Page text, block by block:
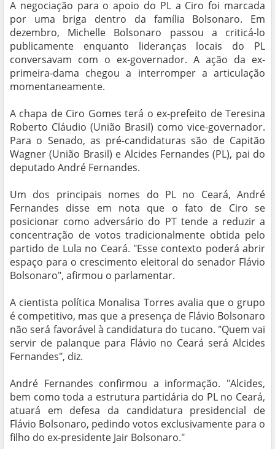
A negociação para o apoio do PL a Ciro foi marcada
por uma briga dentro da família Bolsonaro. Em
dezembro, Michelle Bolsonaro passou a criticá-lo
publicamente enquanto lideranças locais do PL
conversavam com o ex-governador. A ação da ex-
primeira-dama chegou a interromper a articulação
momentaneamente.
A chapa de Ciro Gomes terá o ex-prefeito de Teresina
Roberto Cláudio (União Brasil) como vice-governador.
Para o Senado, as pré-candidaturas são de Capitão
Wagner (União Brasil) e Alcides Fernandes (PL), pai do
deputado André Fernandes.
Um dos principais nomes do PL no Ceará, André
Fernandes disse em nota que o fato de Ciro se
posicionar como adversário do PT tende a reduzir a
concentração de votos tradicionalmente obtida pelo
partido de Lula no Ceará. "Esse contexto poderá abrir
espaço para o crescimento eleitoral do senador Flávio
Bolsonaro", afirmou o parlamentar.
A cientista política Monalisa Torres avalia que o grupo
é competitivo, mas que a presença de Flávio Bolsonaro
não será favorável à candidatura do tucano. "Quem vai
servir de palanque para Flávio no Ceará será Alcides
Fernandes", diz.
André Fernandes confirmou a informação. "Alcides,
bem como toda a estrutura partidária do PL no Ceará,
atuará em defesa da candidatura presidencial de
Flávio Bolsonaro, pedindo votos exclusivamente para o
filho do ex-presidente Jair Bolsonaro."